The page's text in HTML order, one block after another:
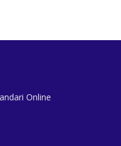
Online